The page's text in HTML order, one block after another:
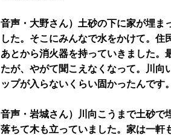
音声・大野さん）土砂の下に家が埋ま
した。そこにみんなで水をかけて。
あとから消火器を持っていきました。
たが、やがて聞こえなくなって。川向
ップが入らないくらい固かったんです。
音声・岩城さん）川向こうまで土砂で
落ちて木も立っていました。家は一軒